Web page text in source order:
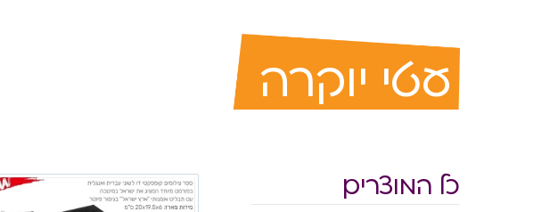
עטי יוקרה
כל המוצרים